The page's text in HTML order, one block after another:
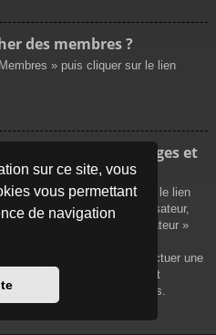
sur ce site, vous
vous permettant
de navigation
des membres ?
» puis cliquer sur le lien
mes propres messages et
affichés soit en cliquant sur le lien
de contrôle de l’utilisateur,
les messages de l’utilisateur »
soit en cliquant sur le menu
du forum. Pour effectuer une
la recherche avancée et
qui vous sont disponibles.